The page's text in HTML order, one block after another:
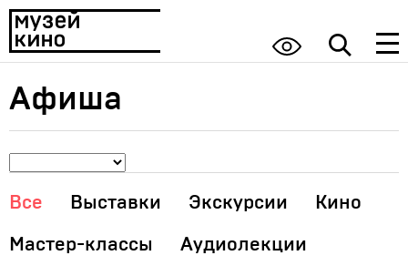
Афиша
Все Выставки Экскурсии Кино
Мастер-классы Аудиолекции